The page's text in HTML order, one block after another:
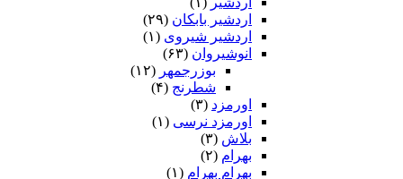
اردشیر بابکان (۲۹)
اردشیر شیروی (۱)
انوشیروان (۶۳)
بوزرجمهر (۱۲)
شطرنج (۴)
اورمزد (۳)
اورمزد نرسى‏ (۱)
بلاش (۳)
بهرام (۲)
بهرام بهرام (۱)